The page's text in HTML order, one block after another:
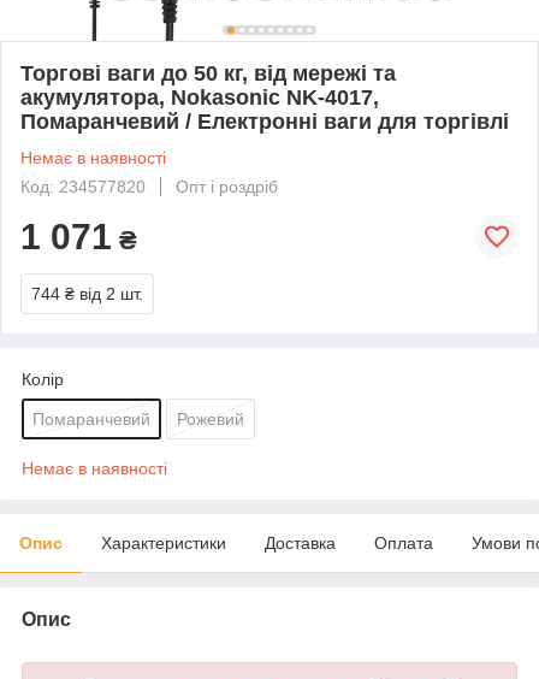
Торгові ваги до 50 кг, від мережі та
акумулятора, Nokasonic NK-4017,
Помаранчевий / Електронні ваги для торгівлі
Немає в наявності
Код: 234577820
Опт і роздріб
1 071 ₴
744 ₴ від 2 шт.
Колір
Помаранчевий Рожевий
Немає в наявності
Опис Характеристики Доставка Оплата Умови
Опис